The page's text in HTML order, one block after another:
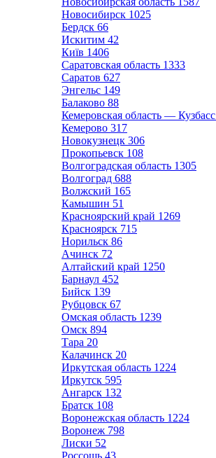
Новосибирск 1025
Бердск 66
Искитим 42
Київ 1406
Саратовская область 1333
Саратов 627
Энгельс 149
Балаково 88
Кемеровская область — Кузбасс
Кемерово 317
Новокузнецк 306
Прокопьевск 108
Волгоградская область 1305
Волгоград 688
Волжский 165
Камышин 51
Красноярский край 1269
Красноярск 715
Норильск 86
Ачинск 72
Алтайский край 1250
Барнаул 452
Бийск 139
Рубцовск 67
Омская область 1239
Омск 894
Тара 20
Калачинск 20
Иркутская область 1224
Иркутск 595
Ангарск 132
Братск 108
Воронежская область 1224
Воронеж 798
Лиски 52
Россошь 43